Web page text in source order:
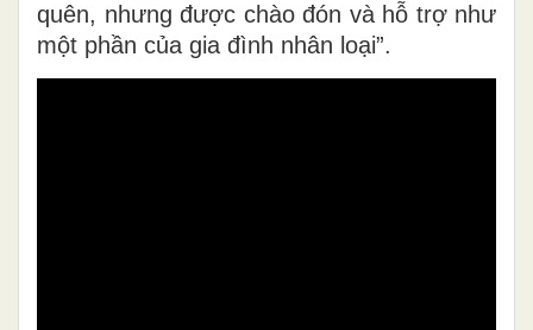
quên, nhưng được chào đón và hỗ trợ như
một phần của gia đình nhân loại”.